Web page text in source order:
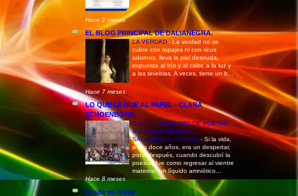
Hace 2 meses
EL BLOG PRINCIPAL DE DALIANEGRA.
LA VERDAD - La verdad no se
cubre con ropajes ni con ricos
adornos, lleva la piel desnuda,
expuesta al frío y al calor, a la luz y
a las tinieblas. A veces, tiene un b...
Hace 7 meses
LO QUE LE DIJE AL PAPEL - CLARA
SCHOENBORN
XXVIII ENCUENTRO DE POETAS
IBEROAMERICANOS -
SALAMANCA, ESPAÑA - Si la vida,
a mis doce años, era un despertar,
poco después, cuando descubrí la
poesía, fue como regresar al vientre
materno: un líquido amniótico...
Hace 8 meses
Desde mi noray